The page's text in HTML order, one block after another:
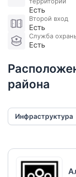
Ломоносовская
Рядом развитая
поселка
супермаркеты и
Village.
Есть
Второй вход
Есть
Служба
Есть
района
Инфраструктура